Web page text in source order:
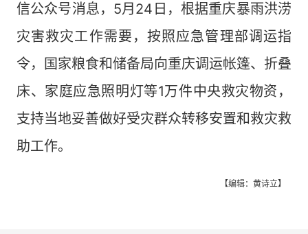
信公众号消息，5月24日，根据重庆暴雨洪涝
灾害救灾工作需要，按照应急管理部调运指
令，国家粮食和储备局向重庆调运帐篷、折叠
床、家庭应急照明灯等1万件中央救灾物资，
支持当地妥善做好受灾群众转移安置和救灾救
助工作。
【编辑：黄诗立】